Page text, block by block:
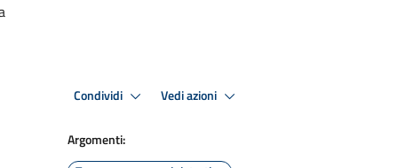
Condividi Vedi azioni
Argomenti: